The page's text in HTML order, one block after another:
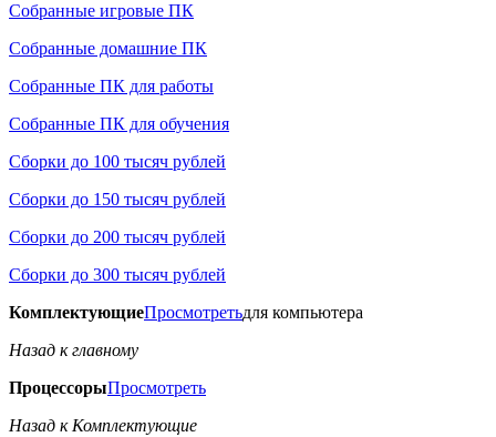
Собранные игровые ПК
Собранные домашние ПК
Собранные ПК для работы
Собранные ПК для обучения
Сборки до 100 тысяч рублей
Сборки до 150 тысяч рублей
Сборки до 200 тысяч рублей
Сборки до 300 тысяч рублей
КомплектующиеПросмотретьдля компьютера
Назад к главному
ПроцессорыПросмотреть
Назад к Комплектующие